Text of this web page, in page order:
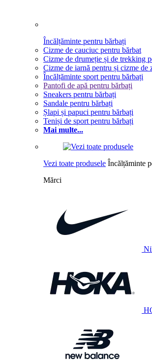
Încălțăminte pentru bărbați
Cizme de cauciuc pentru bărbat
Cizme de drumeție și de trekking
Cizme de iarnă pentru și cizme de
Încălțăminte sport pentru bărbați
Pantofi de apă pentru bărbați
Sneakers pentru bărbați
Sandale pentru bărbați
Șlapi și papuci pentru bărbați
Teniși de sport pentru bărbați
Mai multe...
Vezi toate produsele Încălțăminte
Mărci